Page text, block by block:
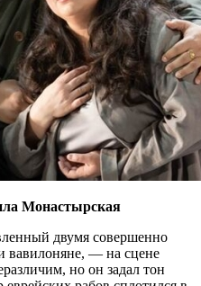
Монастырская
двумя совершенно
вавилоняне, — на сцене
но он задал тон